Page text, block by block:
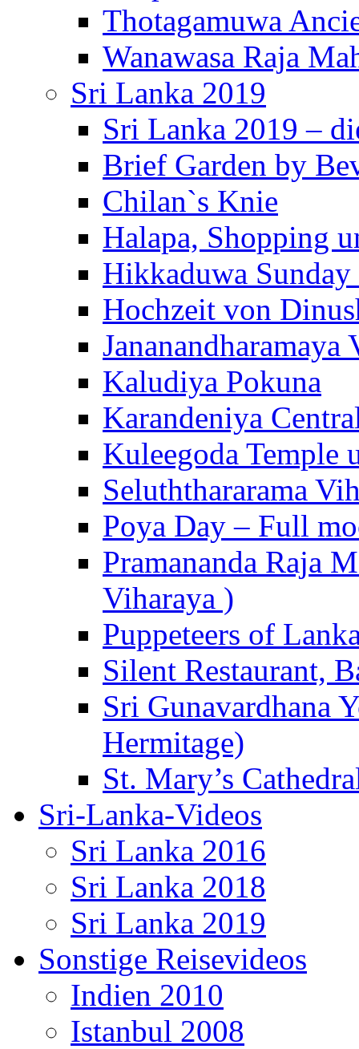
Thotagamuwa
Wanawasa Raja
Sri Lanka 2019
Sri Lanka 2019 –
Brief Garden by
Chilan`s Knie
Halapa, Shopping
Hikkaduwa
Hochzeit von
Jananandharamaya
Kaludiya Pokuna
Karandeniya
Kuleegoda Temple
Seluththararama
Poya Day – Full
Pramananda Raja
Viharaya )
Puppeteers of
Silent Restaurant,
Sri Gunavardhana
Hermitage)
St. Mary’s
Sri-Lanka-Videos
Sri Lanka 2016
Sri Lanka 2018
Sri Lanka 2019
Sonstige Reisevideos
Indien 2010
Istanbul 2008